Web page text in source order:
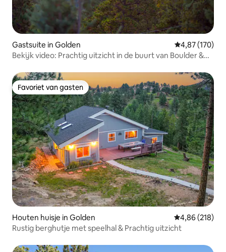
Gastsuite in Golden Gemiddelde
4,87 (170)
Bekijk video: Prachtig uitzicht in de buurt van Boulder &
Favoriet van gasten
Favoriet van gasten
Houten huisje in Golden Gemiddelde
4,86 (218)
Rustig berghutje met speelhal & Prachtig uitzicht